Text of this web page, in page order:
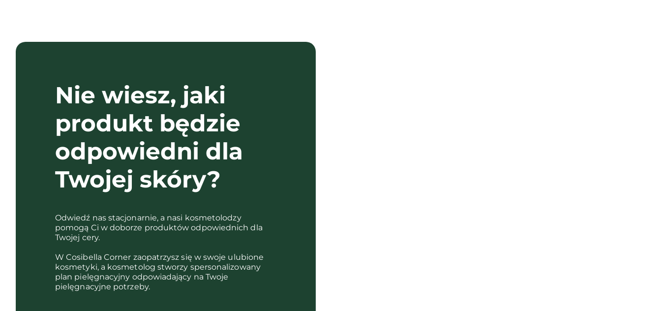
Nie wiesz, jaki
produkt będzie
odpowiedni dla
Twojej skóry?
Odwiedź nas stacjonarnie, a nasi kosmetolodzy
pomogą Ci w doborze produktów odpowiednich dla
Twojej cery.
W Cosibella Corner zaopatrzysz się w swoje ulubione
kosmetyki, a kosmetolog stworzy spersonalizowany
plan pielęgnacyjny odpowiadający na Twoje
pielęgnacyjne potrzeby.